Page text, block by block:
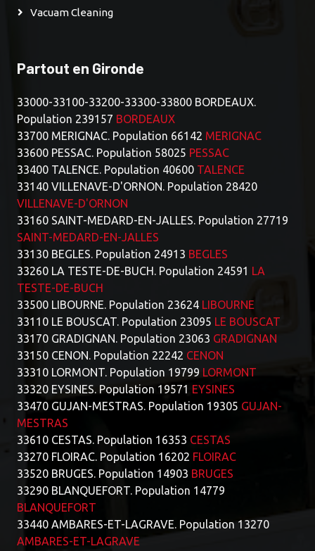
Vacuam Cleaning
Partout en Gironde
33000-33100-33200-33300-33800 BORDEAUX.
Population 239157 BORDEAUX
33700 MERIGNAC. Population 66142 MERIGNAC
33600 PESSAC. Population 58025 PESSAC
33400 TALENCE. Population 40600 TALENCE
33140 VILLENAVE-D'ORNON. Population 28420
VILLENAVE-D'ORNON
33160 SAINT-MEDARD-EN-JALLES. Population 27719
SAINT-MEDARD-EN-JALLES
33130 BEGLES. Population 24913 BEGLES
33260 LA TESTE-DE-BUCH. Population 24591 LA
TESTE-DE-BUCH
33500 LIBOURNE. Population 23624 LIBOURNE
33110 LE BOUSCAT. Population 23095 LE BOUSCAT
33170 GRADIGNAN. Population 23063 GRADIGNAN
33150 CENON. Population 22242 CENON
33310 LORMONT. Population 19799 LORMONT
33320 EYSINES. Population 19571 EYSINES
33470 GUJAN-MESTRAS. Population 19305 GUJAN-
MESTRAS
33610 CESTAS. Population 16353 CESTAS
33270 FLOIRAC. Population 16202 FLOIRAC
33520 BRUGES. Population 14903 BRUGES
33290 BLANQUEFORT. Population 14779
BLANQUEFORT
33440 AMBARES-ET-LAGRAVE. Population 13270
AMBARES-ET-LAGRAVE